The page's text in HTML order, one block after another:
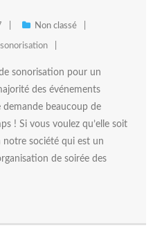
Non classé
sonorisation
sonorisation pour un
des événements
demande beaucoup de
! Si vous voulez qu’elle soit
notre société qui est un
de soirée des